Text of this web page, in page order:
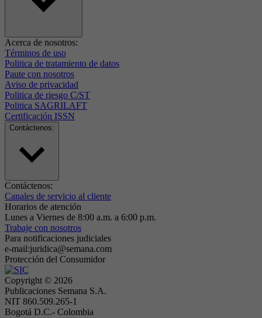
Acerca de nosotros:
Términos de uso
Politica de tratamiento de datos
Paute con nosotros
Aviso de privacidad
Politica de riesgo C/ST
Politica SAGRILAFT
Certificación ISSN
Contáctenos:
Contáctenos:
Canales de servicio al cliente
Horarios de atención
Lunes a Viernes de 8:00 a.m. a 6:00 p.m.
Trabaje con nosotros
Para notificaciones judiciales
e-mail:juridica@semana.com
Protección del Consumidor
Copyright © 2026
Publicaciones Semana S.A.
NIT 860.509.265-1
Bogotá D.C.- Colombia